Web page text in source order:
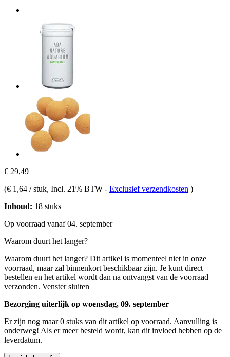
€ 29,49
(€ 1,64 / stuk, Incl. 21% BTW - Exclusief verzendkosten )
Inhoud: 18 stuks
Op voorraad vanaf 04. september
Waarom duurt het langer?
Waarom duurt het langer? Dit artikel is momenteel niet in onze
voorraad, maar zal binnenkort beschikbaar zijn. Je kunt direct
bestellen en het artikel wordt dan na ontvangst van de voorraad
verzonden. Venster sluiten
Bezorging uiterlijk op woensdag, 09. september
Er zijn nog maar 0 stuks van dit artikel op voorraad. Aanvulling is
onderweg! Als er meer besteld wordt, kan dit invloed hebben op de
leverdatum.